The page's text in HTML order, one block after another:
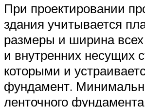
При проектировании
здания учитывается
размеры и ширина
и внутренних несущих
которыми и
фундамент.
ленточного